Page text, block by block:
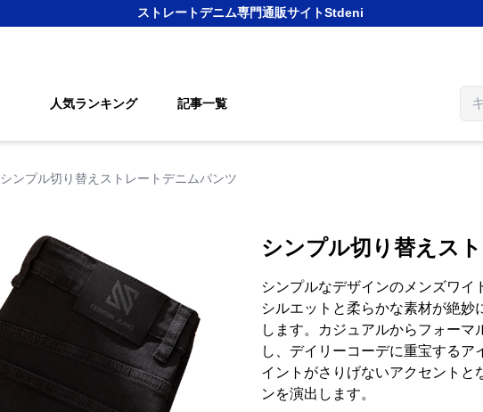
ストレートデニム専門通販サイトStdeni
人気ランキング 記事一覧
シンプル切り替えストレートデニムパンツ
シンプル切り替えス
シンプルなデザインのメンズワイ
シルエットと柔らかな素材が絶
します。カジュアルからフォーマ
し、デイリーコーデに重宝する
イントがさりげないアクセントと
ンを演出します。